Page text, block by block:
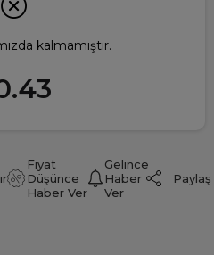
kalmamıştır.
Fiyat
Düşünce
Haber Ver
Gelince
Haber
Ver
Paylaş